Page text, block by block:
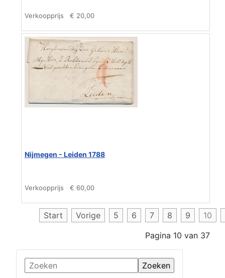
Verkoopprijs € 20,00
Nijmegen - Leiden 1788
Verkoopprijs € 60,00
Start Vorige 5 6 7 8 9
10
Pagina 10 van 37